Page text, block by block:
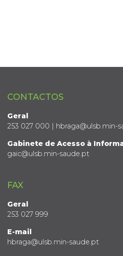
CONTACTOS
Geral
253 027 000 | hbraga@ulsb.min-
Gabinete de Acesso à
gaic@ulsb.min-saude.pt
FAX
Geral
253 027 999
E-mail
hbraga@ulsb.min-saude.pt